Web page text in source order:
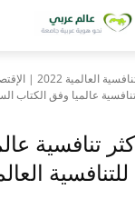
الكتاب السنوي
تنافسية عالميا وفق الكتاب
تنافسية
العالمية